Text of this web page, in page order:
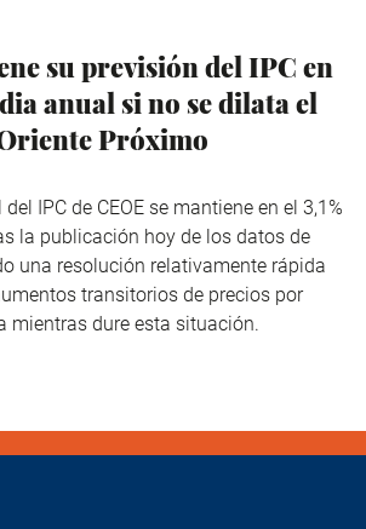
su previsión del IPC en
anual si no se dilata el
Próximo
IPC de CEOE se mantiene en el 3,1%
la publicación hoy de los datos de
una resolución relativamente rápida
transitorios de precios por
mientras dure esta situación.